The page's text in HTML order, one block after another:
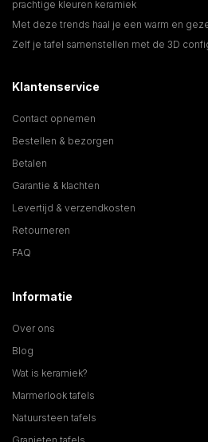
prachtige kleuren keramiek
Met deze trends haal je een warm en
Zelf je tafel samenstellen met de 3D
Klantenservice
Contact opnemen
Bestellen & bezorgen
Betalen
Garantie & klachten
Levertijd & verzendkosten
Retourneren
FAQ
Informatie
Over ons
Blog
Wat is keramiek?
Marmerlook tafels
Natuursteen tafels